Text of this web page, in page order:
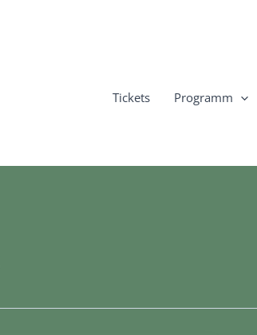
Tickets Programm